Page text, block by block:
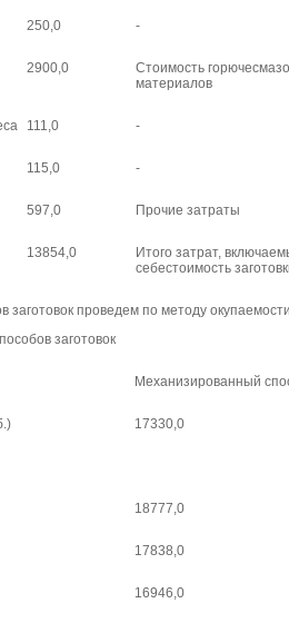
250,0 -
2900,0
Стоимость
материалов
111,0 -
115,0 -
597,0 Прочие затраты
13854,0
Итого затрат,
себестоимость
заготовок проведем по методу
заготовок
Механизированный
17330,0
18777,0
17838,0
16946,0